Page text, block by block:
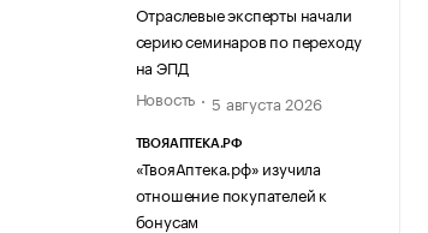
Отраслевые эксперты начали
серию семинаров по переходу
на ЭПД
Новость
5 августа 2026
ТВОЯАПТЕКА.РФ
«ТвояАптека.рф» изучила
отношение покупателей к
бонусам